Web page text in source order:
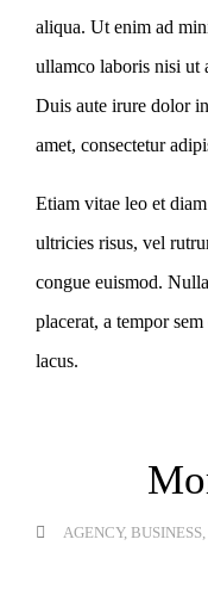
aliqua. Ut enim ad
ullamco laboris nisi ut
Duis aute irure dolor
amet, consectetur
Etiam vitae leo et
ultricies risus, vel
congue euismod.
placerat, a tempor
lacus.
AGENCY, BUSINESS,